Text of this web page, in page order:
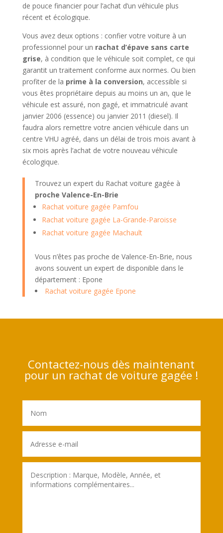
de pouce financier pour l’achat d’un véhicule plus
récent et écologique.
Vous avez deux options : confier votre voiture à un
professionnel pour un rachat d’épave sans carte
grise, à condition que le véhicule soit complet, ce qui
garantit un traitement conforme aux normes. Ou bien
profiter de la prime à la conversion, accessible si
vous êtes propriétaire depuis au moins un an, que le
véhicule est assuré, non gagé, et immatriculé avant
janvier 2006 (essence) ou janvier 2011 (diesel). Il
faudra alors remettre votre ancien véhicule dans un
centre VHU agréé, dans un délai de trois mois avant à
six mois après l’achat de votre nouveau véhicule
écologique.
Trouvez un expert du Rachat voiture gagée à
proche Valence-En-Brie
Rachat voiture gagée Pamfou
Rachat voiture gagée La-Grande-Paroisse
Rachat voiture gagée Machault
Vous n’êtes pas proche de Valence-En-Brie, nous
avons souvent un expert de disponible dans le
département : Epone
Rachat voiture gagée Epone
Contactez-nous dès maintenant
pour un rachat de voiture gagée !